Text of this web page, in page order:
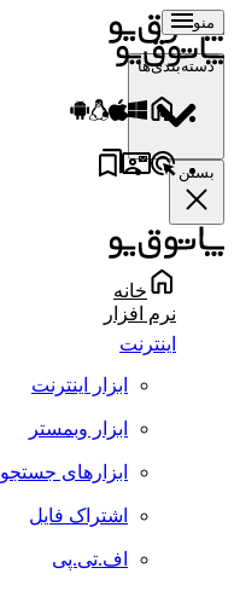
منو
دسته‌بندی‌ها
بستن
خانه
نرم افزار
اینترنت
ابزار اینترنت
ابزار وبمستر
ابزارهای جستجو
اشتراک فایل
اف.تی.پی